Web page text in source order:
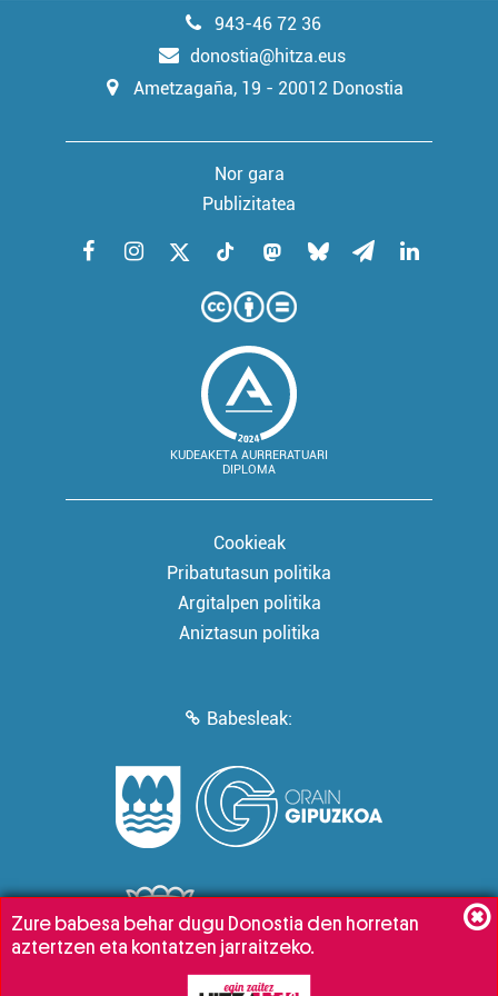
943-46 72 36
donostia@hitza.eus
Ametzagaña, 19 - 20012 Donostia
Nor gara
Publizitatea
KUDEAKETA AURRERATUARI
DIPLOMA
Cookieak
Pribatutasun politika
Argitalpen politika
Aniztasun politika
Babesleak:
Zure babesa behar dugu Donostia den horretan
aztertzen eta kontatzen jarraitzeko.